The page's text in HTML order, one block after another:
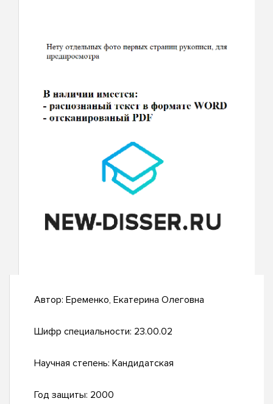
Автор: Еременко, Екатерина Олеговна
Шифр специальности: 23.00.02
Научная степень: Кандидатская
Год защиты: 2000